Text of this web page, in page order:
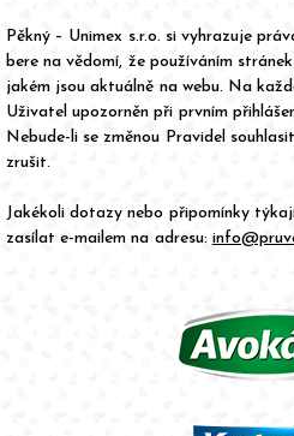
Pěkný – Unimex s.r.o. si vyhrazuje
bere na vědomí, že používáním
jakém jsou aktuálně na webu. Na
Uživatel upozorněn při prvním
Nebude-li se změnou Pravidel
zrušit.
Jakékoli dotazy nebo připomínky
zasílat e-mailem na adresu: